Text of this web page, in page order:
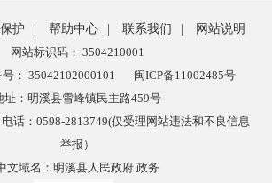
护 帮助中心 联系我们
网站说明
网站标识码： 3504210001
： 35042102000101
闽ICP备11002485号
址：明溪县雪峰镇民主路459号
话：0598-2813749(仅受理网站违法和不良信息
举报）
文域名：明溪县人民政府.政务